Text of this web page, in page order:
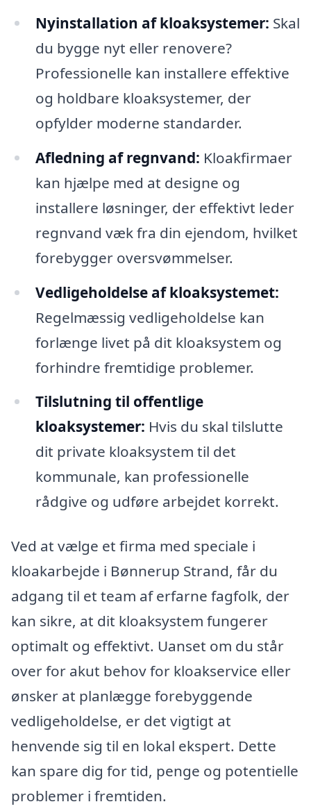
Nyinstallation af kloaksystemer: Skal
du bygge nyt eller renovere?
Professionelle kan installere effektive
og holdbare kloaksystemer, der
opfylder moderne standarder.
Afledning af regnvand: Kloakfirmaer
kan hjælpe med at designe og
installere løsninger, der effektivt leder
regnvand væk fra din ejendom, hvilket
forebygger oversvømmelser.
Vedligeholdelse af kloaksystemet:
Regelmæssig vedligeholdelse kan
forlænge livet på dit kloaksystem og
forhindre fremtidige problemer.
Tilslutning til offentlige
kloaksystemer: Hvis du skal tilslutte
dit private kloaksystem til det
kommunale, kan professionelle
rådgive og udføre arbejdet korrekt.
Ved at vælge et firma med speciale i
kloakarbejde i Bønnerup Strand, får du
adgang til et team af erfarne fagfolk, der
kan sikre, at dit kloaksystem fungerer
optimalt og effektivt. Uanset om du står
over for akut behov for kloakservice eller
ønsker at planlægge forebyggende
vedligeholdelse, er det vigtigt at
henvende sig til en lokal ekspert. Dette
kan spare dig for tid, penge og potentielle
problemer i fremtiden.